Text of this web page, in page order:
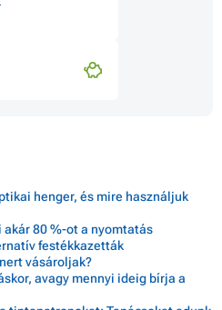
henger, és mire használjuk
80 %-ot a nyomtatás
festékkazetták
vásároljak?
avagy mennyi ideig bírja a